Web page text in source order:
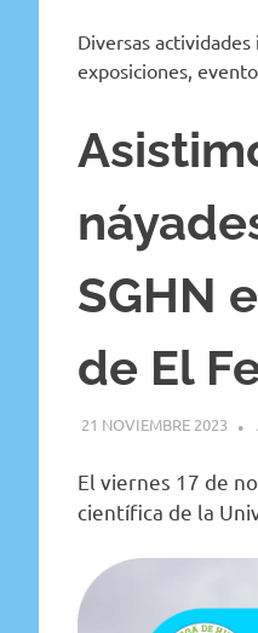
Diversas
exposiciones,
SGHN
de El
21 NOVIEMBRE 2023
El viernes 17 de
científica de la